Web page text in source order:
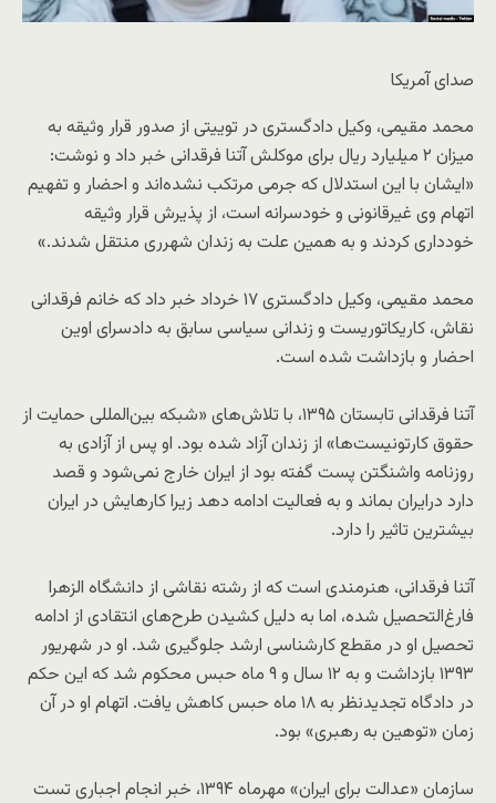
صدای آمریکا
محمد مقیمی، وکیل دادگستری در توییتی از صدور قرار وثیقه به
میزان ۲ میلیارد ریال برای موکلش آتنا فرقدانی خبر داد و نوشت:
«ایشان با این استدلال که جرمی مرتکب نشده‌اند و احضار و تفهیم
اتهام وی غیرقانونی و خودسرانه است، از پذیرش قرار وثیقه
خودداری کردند و به همین علت به زندان شهرری منتقل شدند.»
محمد مقیمی، وکیل دادگستری ۱۷ خرداد خبر داد که خانم فرقدانی
نقاش، کاریکاتوریست و زندانی سیاسی سابق به دادسرای اوین
احضار و بازداشت شده است.
آتنا فرقدانی تابستان ۱۳۹۵، با تلاش‌های «شبکه بین‌المللی حمایت از
حقوق کارتونیست‌ها» از زندان آزاد شده بود. او پس از آزادی به
روزنامه واشنگتن پست گفته بود از ایران خارج نمی‌شود و قصد
دارد درایران بماند و به فعالیت ادامه دهد زیرا کارهایش در ایران
بیشترین تاثیر را دارد.
آتنا فرقدانی، هنرمندی است که از رشته نقاشی از دانشگاه الزهرا
فارغ‌التحصیل شده، اما به دلیل کشیدن طرح‌های انتقادی از ادامه
تحصیل او در مقطع کارشناسی ارشد جلوگیری شد. او در شهریور
۱۳۹۳ بازداشت و به ۱۲ سال و ۹ ماه حبس محکوم شد که این حکم
در دادگاه تجدیدنظر به ۱۸ ماه حبس کاهش یافت. اتهام او در آن
زمان «توهین به رهبری» بود.
سازمان «عدالت برای ایران» مهرماه ۱۳۹۴، خبر انجام اجباری تست